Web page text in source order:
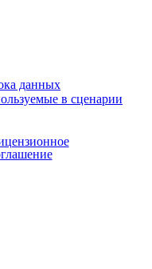
данных
в сценарии